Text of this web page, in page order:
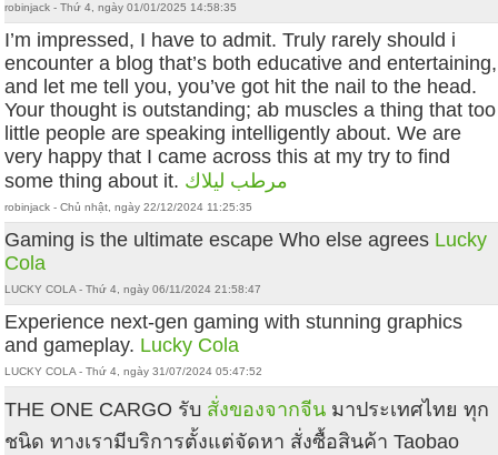
robinjack - Thứ 4, ngày 01/01/2025 14:58:35
I’m impressed, I have to admit. Truly rarely should i
encounter a blog that’s both educative and entertaining,
and let me tell you, you’ve got hit the nail to the head.
Your thought is outstanding; ab muscles a thing that too
little people are speaking intelligently about. We are
very happy that I came across this at my try to find
some thing about it. مرطب ليلاك
robinjack - Chủ nhật, ngày 22/12/2024 11:25:35
Gaming is the ultimate escape Who else agrees Lucky
Cola
LUCKY COLA - Thứ 4, ngày 06/11/2024 21:58:47
Experience next-gen gaming with stunning graphics
and gameplay. Lucky Cola
LUCKY COLA - Thứ 4, ngày 31/07/2024 05:47:52
THE ONE CARGO รับ สั่งของจากจีน มาประเทศไทย ทุก
ชนิด ทางเรามีบริการตั้งแต่จัดหา สั่งซื้อสินค้า Taobao